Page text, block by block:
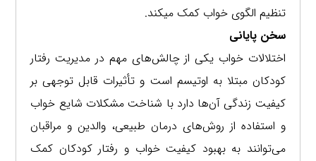
تنظیم الگوی خواب کمک میکند.
سخن پایانی
اختلالات خواب یکی از چالش‌های مهم در مدیریت رفتار
کودکان مبتلا به اوتیسم است و تأثیرات قابل توجهی بر
کیفیت زندگی آن‌ها دارد با شناخت مشکلات شایع خواب
و استفاده از روش‌های درمان طبیعی، والدین و مراقبان
می‌توانند به بهبود کیفیت خواب و رفتار کودکان کمک